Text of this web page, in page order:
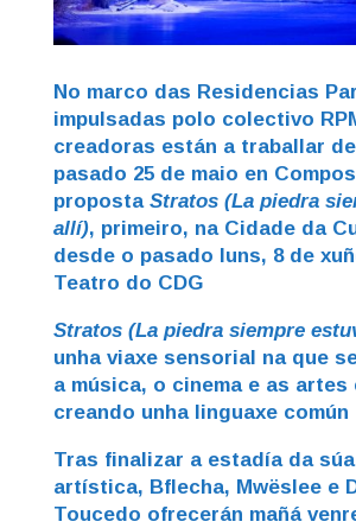
No marco das Residencias
impulsadas polo colectivo
creadoras están a traballar
pasado 25 de maio en
proposta Stratos (La piedra
allí), primeiro, na Cidade da
desde o pasado luns, 8 de
Teatro do CDG
Stratos (La piedra siempre
unha viaxe sensorial na que
a música, o cinema e as artes
creando unha linguaxe común
Tras finalizar a estadía da
artística, Bflecha, Mwëslee e
Toucedo ofrecerán mañá